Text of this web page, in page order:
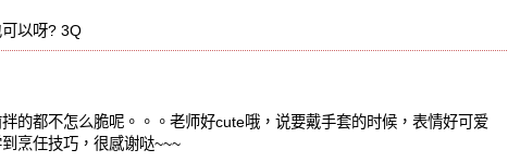
以呀? 3Q
的都不怎么脆呢。。。老师好cute哦，说要戴手套的时候，表情好可爱
烹任技巧，很感谢哒~~~